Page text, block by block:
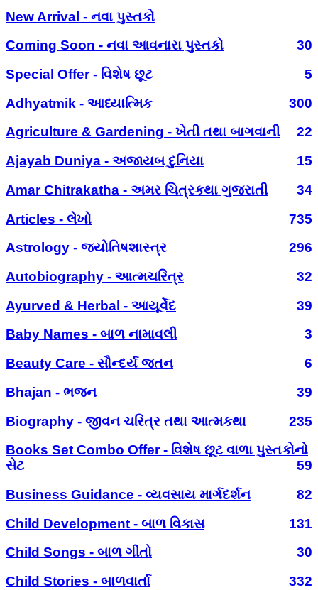
New Arrival - નવા પુસ્તકો
Coming Soon - નવા આવનારા પુસ્તકો
30
Special Offer - વિશેષ છૂટ
5
Adhyatmik - આધ્યાત્મિક
300
Agriculture & Gardening - ખેતી તથા બાગવાની
22
Ajayab Duniya - અજાયબ દુનિયા
15
Amar Chitrakatha - અમર ચિત્રકથા ગુજરાતી
34
Articles - લેખો
735
Astrology - જ્યોતિષશાસ્ત્ર
296
Autobiography - આત્મચરિત્ર
32
Ayurved & Herbal - આયૂર્વેદ
39
Baby Names - બાળ નામાવલી
3
Beauty Care - સૌન્દર્ય જતન
6
Bhajan - ભજન
39
Biography - જીવન ચરિત્ર તથા આત્મકથા
235
Books Set Combo Offer - વિશેષ છૂટ વાળા પુસ્તકોનો
સેટ
59
Business Guidance - વ્યવસાય માર્ગદર્શન
82
Child Development - બાળ વિકાસ
131
Child Songs - બાળ ગીતો
30
Child Stories - બાળવાર્તા
332